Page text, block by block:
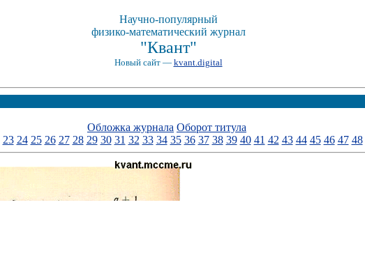
Научно-популярный
физико-математический журнал
"Квант"
Новый сайт — kvant.digital
Обложка журнала Оборот титула
23 24 25 26 27 28 29 30 31 32 33 34 35 36 37 38 39 40 41 42 43 44 45 46 47 48